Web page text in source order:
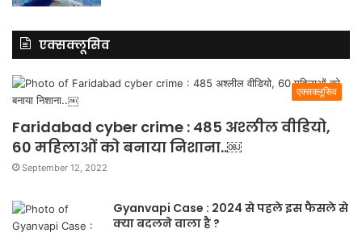
एक्सक्लूसिव
एक्सक्लूसिव
Faridabad cyber crime : 485 अश्लील वीडियो,
60 महिलाओं को बनाया निशाना..￼
September 12, 2022
Gyanvapi Case : 2024 से पहले इस फैसले से
क्या बदलने वाला है ?